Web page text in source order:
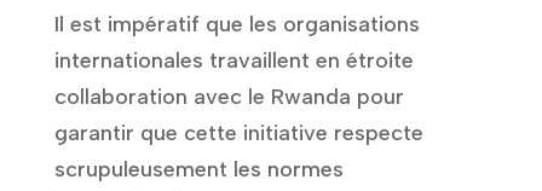
Il est impératif que les organisations
internationales travaillent en étroite
collaboration avec le Rwanda pour
garantir que cette initiative respecte
scrupuleusement les normes